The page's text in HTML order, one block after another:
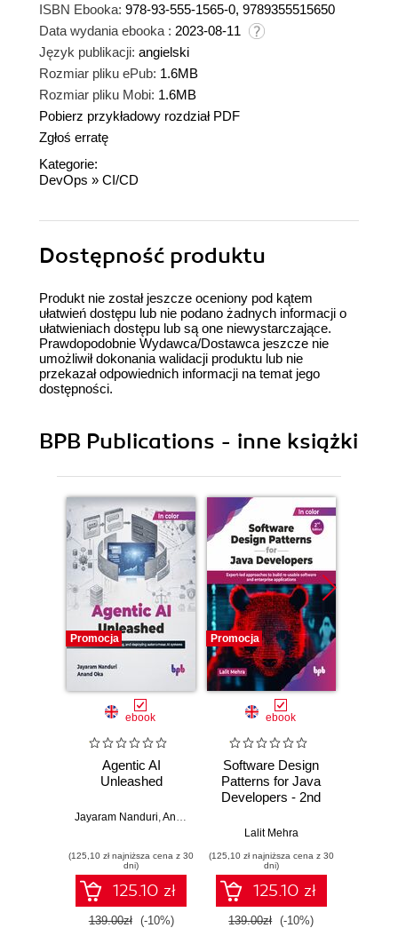
ISBN Ebooka: 978-93-555-1565-0, 9789355515650
Data wydania ebooka : 2023-08-11
Język publikacji: angielski
Rozmiar pliku ePub: 1.6MB
Rozmiar pliku Mobi: 1.6MB
Pobierz przykładowy rozdział PDF
Zgłoś erratę
Kategorie:
DevOps » CI/CD
Dostępność produktu
Produkt nie został jeszcze oceniony pod kątem
ułatwień dostępu lub nie podano żadnych informacji o
ułatwieniach dostępu lub są one niewystarczające.
Prawdopodobnie Wydawca/Dostawca jeszcze nie
umożliwił dokonania walidacji produktu lub nie
przekazał odpowiednich informacji na temat jego
dostępności.
BPB Publications - inne książki
Promocja
ebook
Agentic AI
Unleashed
Jayaram Nanduri Anand Oka
(125,10 zł najniższa cena z 30
dni)
125.10 zł
139.00zł (-10%)
Promocja
ebook
Software Design
Patterns for Java
Developers - 2nd
Lalit Mehra
(125,10 zł najniższa cena z 30
dni)
125.10 zł
139.00zł (-10%)